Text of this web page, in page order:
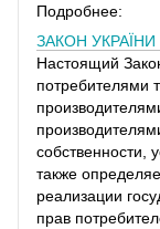
Подробнее:
ЗАКОН УКРАЇНИ
Настоящий
потребителями
собственности,
также
реализации
прав